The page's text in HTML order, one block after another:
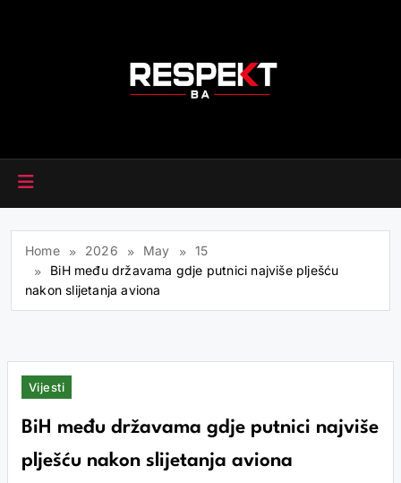
Home 2026 May
15
BiH među državama gdje putnici najviše plješću
nakon slijetanja aviona
Vijesti
BiH među državama gdje putnici najviše
plješću nakon slijetanja aviona